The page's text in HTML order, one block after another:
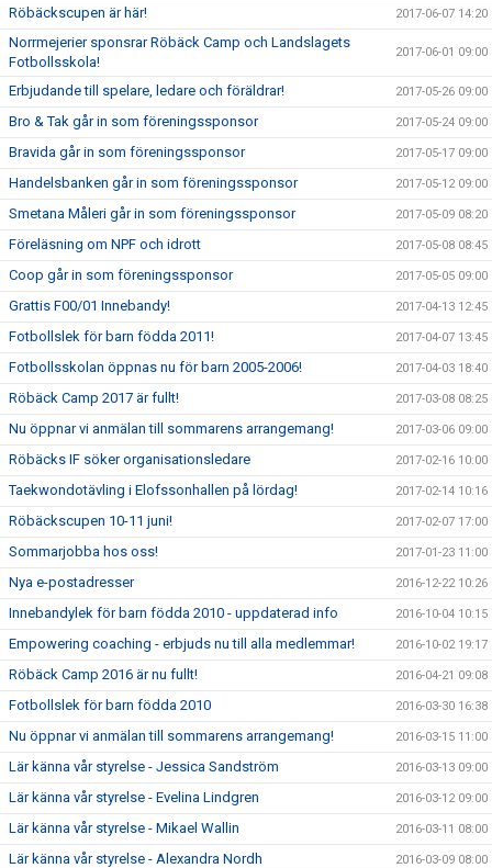
Röbäckscupen är här! 2017-06-07 14:20
Norrmejerier sponsrar Röbäck Camp och Landslagets
Fotbollsskola!
2017-06-01 09:00
Erbjudande till spelare, ledare och föräldrar! 2017-05-26 09:00
Bro & Tak går in som föreningssponsor 2017-05-24 09:00
Bravida går in som föreningssponsor 2017-05-17 09:00
Handelsbanken går in som föreningssponsor 2017-05-12 09:00
Smetana Måleri går in som föreningssponsor 2017-05-09 08:20
Föreläsning om NPF och idrott 2017-05-08 08:45
Coop går in som föreningssponsor 2017-05-05 09:00
Grattis F00/01 Innebandy! 2017-04-13 12:45
Fotbollslek för barn födda 2011! 2017-04-07 13:45
Fotbollsskolan öppnas nu för barn 2005-2006! 2017-04-03 18:40
Röbäck Camp 2017 är fullt! 2017-03-08 08:25
Nu öppnar vi anmälan till sommarens arrangemang! 2017-03-06 09:00
Röbäcks IF söker organisationsledare 2017-02-16 10:00
Taekwondotävling i Elofssonhallen på lördag! 2017-02-14 10:16
Röbäckscupen 10-11 juni! 2017-02-07 17:00
Sommarjobba hos oss! 2017-01-23 11:00
Nya e-postadresser 2016-12-22 10:26
Innebandylek för barn födda 2010 - uppdaterad info 2016-10-04 10:15
Empowering coaching - erbjuds nu till alla medlemmar! 2016-10-02 19:17
Röbäck Camp 2016 är nu fullt! 2016-04-21 09:08
Fotbollslek för barn födda 2010 2016-03-30 16:38
Nu öppnar vi anmälan till sommarens arrangemang! 2016-03-15 11:00
Lär känna vår styrelse - Jessica Sandström 2016-03-13 09:00
Lär känna vår styrelse - Evelina Lindgren 2016-03-12 09:00
Lär känna vår styrelse - Mikael Wallin 2016-03-11 08:00
Lär känna vår styrelse - Alexandra Nordh 2016-03-09 08:00